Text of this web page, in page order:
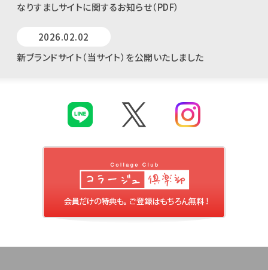
なりすましサイトに関するお知らせ（PDF）
2026.02.02
新ブランドサイト（当サイト）を公開いたしました